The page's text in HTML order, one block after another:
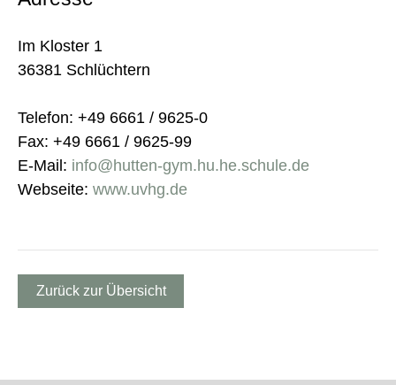
Im Kloster 1
36381 Schlüchtern
Telefon: +49 6661 / 9625-0
Fax: +49 6661 / 9625-99
E-Mail: info@hutten-gym.hu.he.schule.de
Webseite: www.uvhg.de
Zurück zur Übersicht